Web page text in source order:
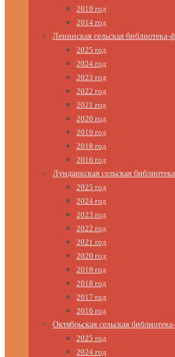
2019 год
2014 год
Ленинская сельская библиотека-
2025 год
2024 год
2023 год
2022 год
2021 год
2020 год
2019 год
2018 год
2016 год
Лунданкская сельская
2025 год
2024 год
2023 год
2022 год
2021 год
2020 год
2019 год
2018 год
2017 год
2016 год
Октябрьская сельская
2025 год
2024 год